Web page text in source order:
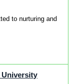
to nurturing and
University